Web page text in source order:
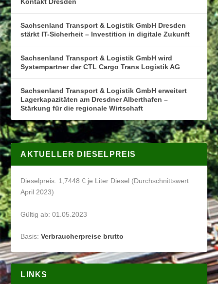
Sachsenland Transport & Logistik GmbH Dresden
stärkt IT-Sicherheit – Investition in digitale Zukunft
Sachsenland Transport & Logistik GmbH wird
Systempartner der CTL Cargo Trans Logistik AG
Sachsenland Transport & Logistik GmbH erweitert
Lagerkapazitäten am Dresdner Alberthafen –
Stärkung für die regionale Wirtschaft
AKTUELLER DIESELPREIS
Dieselpreis: 1,7448 € je Liter Diesel (Durchschnittswert
April 2023)
Gültig ab: 01.05.2023
Basis:Verbraucherpreise brutto
LINKS